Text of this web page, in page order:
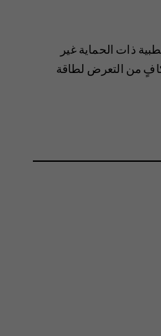
ذات الحماية غير
كافٍ من التعرض لطاقة